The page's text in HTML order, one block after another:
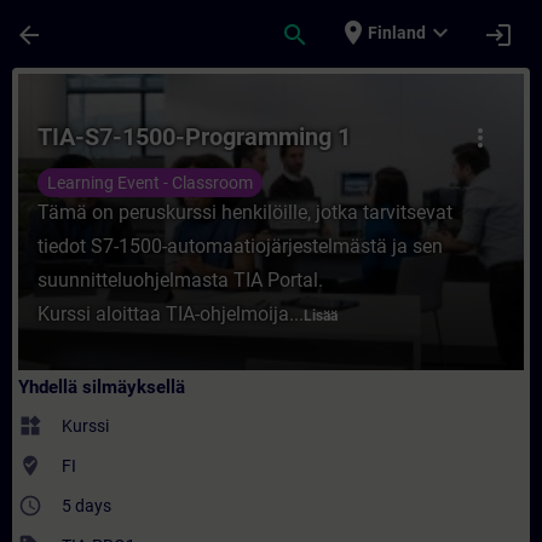
arrow_back search place Finland expand_more login
Kurssi - TIA-S7-1500-Programming 1 -
more_vert
TIA-S7-1500-Programming 1
Learning Event - Classroom
Tämä on peruskurssi henkilöille, jotka tarvitsevat
tiedot S7-1500-automaatiojärjestelmästä ja sen
suunnitteluohjelmasta TIA Portal.
Kurssi aloittaa TIA-ohjelmoija... Lisää
Yhdellä silmäyksellä
widgets Kurssi
where_to_vote FI
access_time 5 days